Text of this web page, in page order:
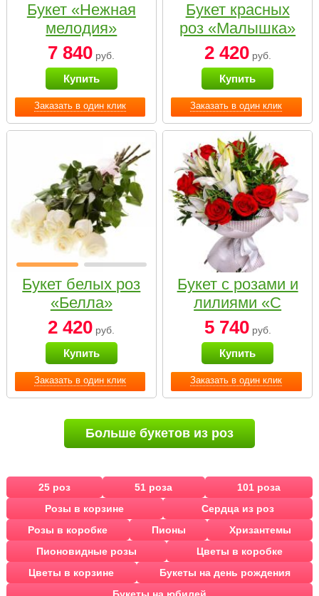
Заказать в один клик
Букет «Нежная
мелодия»
7 840 руб.
Купить
Заказать в один клик
Букет красных
роз «Малышка»
2 420руб.
Купить
Заказать в один клик
Букет белых роз
«Белла»
2 420 руб.
Купить
Заказать в один клик
Букет с розами и
лилиями «С
наилучшими
пожеланиями»
5 740руб.
Купить
Больше букетов из роз
25 роз 51 роза
101 роза
Розы в корзине
Сердца из роз
Розы в коробке
Пионы
Хризантемы
Пионовидные розы
Цветы в коробке
Цветы в корзине
Букеты на день рождения
Букеты на юбилей